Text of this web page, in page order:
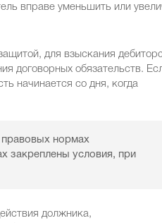
вправе уменьшить или
для взыскания
договорных обязательств.
начинается со дня, когда
правовых нормах
закреплены условия, при
должника,